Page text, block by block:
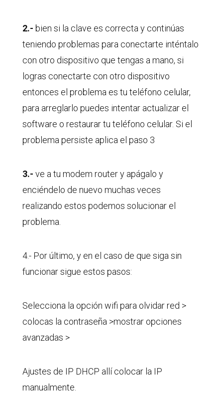
2.- bien si la clave es correcta y continúas
teniendo problemas para conectarte inténtalo
con otro dispositivo que tengas a mano, si
logras conectarte con otro dispositivo
entonces el problema es tu teléfono celular,
para arreglarlo puedes intentar actualizar el
software o restaurar tu teléfono celular. Si el
problema persiste aplica el paso 3
3.- ve a tu modem router y apágalo y
enciéndelo de nuevo muchas veces
realizando estos podemos solucionar el
problema.
4.- Por último, y en el caso de que siga sin
funcionar sigue estos pasos:
Selecciona la opción wifi para olvidar red >
colocas la contraseña >mostrar opciones
avanzadas >
Ajustes de IP DHCP allí colocar la IP
manualmente.